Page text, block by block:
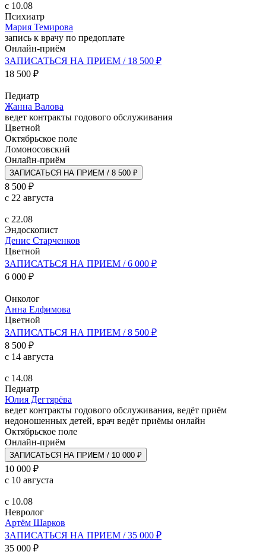
с 10.08
Психиатр
Мария Темирова
запись к врачу по предоплате
Онлайн-приём
ЗАПИСАТЬСЯ НА ПРИЕМ / 18 500 ₽
18 500 ₽
Педиатр
Жанна Валова
ведет контракты годового обслуживания
Цветной
Октябрьское поле
Ломоносовский
Онлайн-приём
ЗАПИСАТЬСЯ НА ПРИЕМ / 8 500 ₽
8 500 ₽
с 22 августа
с 22.08
Эндоскопист
Денис Старченков
Цветной
ЗАПИСАТЬСЯ НА ПРИЕМ / 6 000 ₽
6 000 ₽
Онколог
Анна Елфимова
Цветной
ЗАПИСАТЬСЯ НА ПРИЕМ / 8 500 ₽
8 500 ₽
с 14 августа
с 14.08
Педиатр
Юлия Дегтярёва
ведет контракты годового обслуживания, ведёт приём
недоношенных детей, врач ведёт приёмы онлайн
Октябрьское поле
Онлайн-приём
ЗАПИСАТЬСЯ НА ПРИЕМ / 10 000 ₽
10 000 ₽
с 10 августа
с 10.08
Невролог
Артём Шарков
ЗАПИСАТЬСЯ НА ПРИЕМ / 35 000 ₽
35 000 ₽